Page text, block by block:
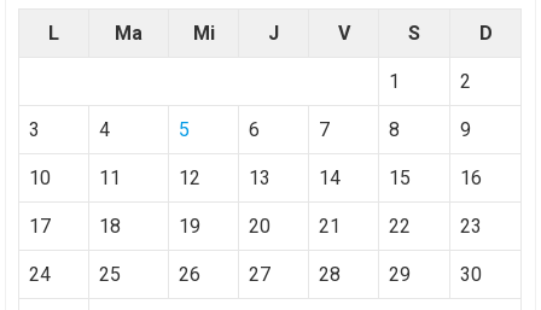
L Ma Mi J V S D
1 2
3 4 5 6 7 8 9
10 11 12 13 14 15 16
17 18 19 20 21 22 23
24 25 26 27 28 29 30